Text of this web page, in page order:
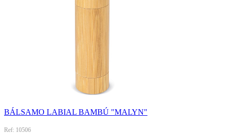
BÁLSAMO LABIAL BAMBÚ "MALYN"
Ref: 10506